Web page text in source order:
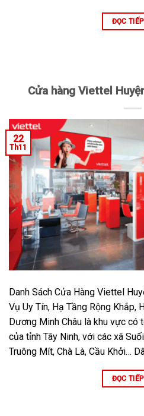
ĐỌC TIẾP
Cửa hàng Viettel
22
Th11
Danh Sách Cửa Hàng Viettel
Vụ Uy Tín, Hạ Tầng Rộng Khắp,
Dương Minh Châu là khu vực có
của tỉnh Tây Ninh, với các xã
Truông Mít, Chà Là, Cầu Khởi…
ĐỌC TIẾP